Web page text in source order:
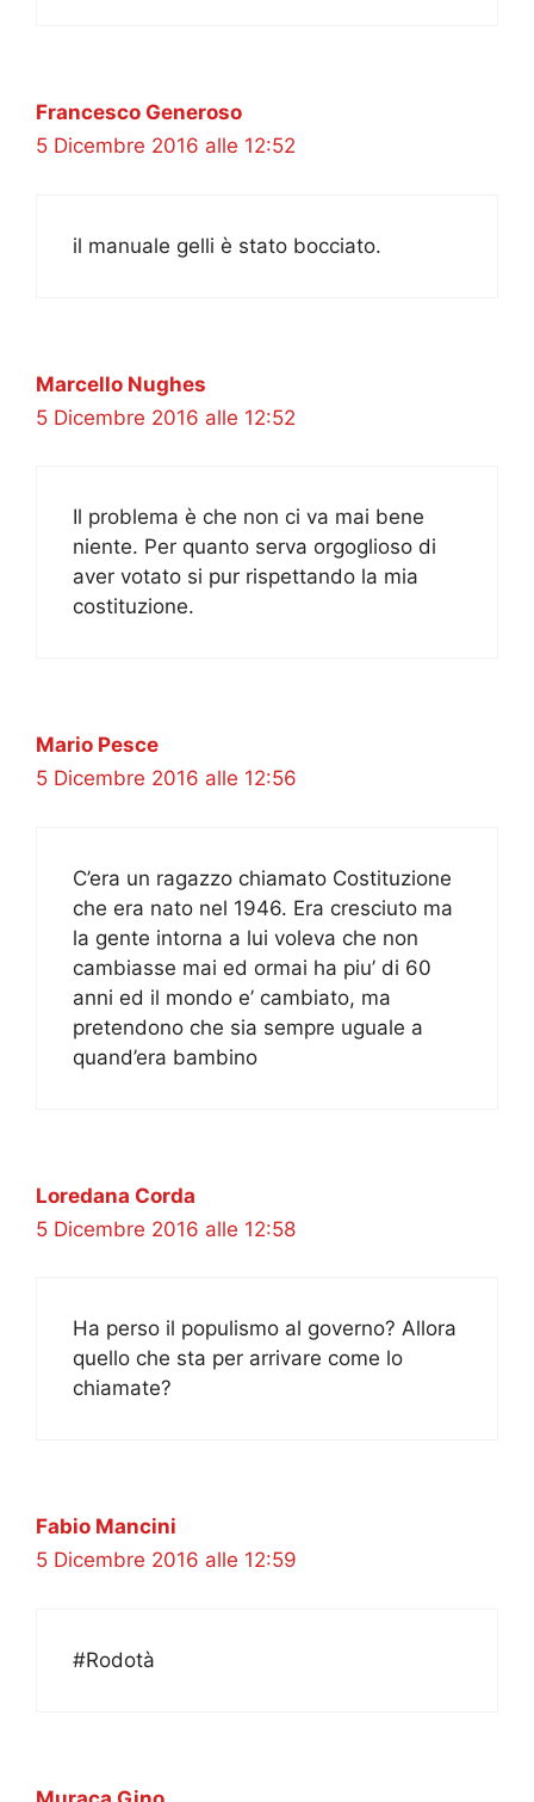
Francesco Generoso
5 Dicembre 2016 alle 12:52
il manuale gelli è stato bocciato.
Marcello Nughes
5 Dicembre 2016 alle 12:52
Il problema è che non ci va mai bene
niente. Per quanto serva orgoglioso di
aver votato si pur rispettando la mia
costituzione.
Mario Pesce
5 Dicembre 2016 alle 12:56
C’era un ragazzo chiamato Costituzione
che era nato nel 1946. Era cresciuto ma
la gente intorna a lui voleva che non
cambiasse mai ed ormai ha piu’ di 60
anni ed il mondo e’ cambiato, ma
pretendono che sia sempre uguale a
quand’era bambino
Loredana Corda
5 Dicembre 2016 alle 12:58
Ha perso il populismo al governo? Allora
quello che sta per arrivare come lo
chiamate?
Fabio Mancini
5 Dicembre 2016 alle 12:59
#Rodotà